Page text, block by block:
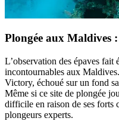
Plongée aux Maldives
L’observation des épaves fait
incontournables aux
Victory, échoué sur un fond
Même si ce site de plongée
difficile en raison de ses forts
plongeurs experts.